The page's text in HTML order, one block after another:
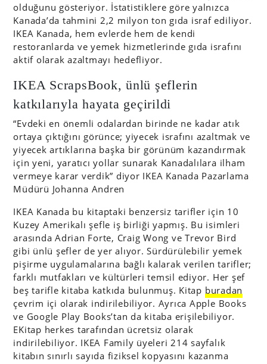
olduğunu gösteriyor. İstatistiklere göre yalnızca
Kanada’da tahmini 2,2 milyon ton gıda israf ediliyor.
IKEA Kanada, hem evlerde hem de kendi
restoranlarda ve yemek hizmetlerinde gıda israfını
aktif olarak azaltmayı hedefliyor.
IKEA ScrapsBook, ünlü şeflerin
katkılarıyla hayata geçirildi
“Evdeki en önemli odalardan birinde ne kadar atık
ortaya çıktığını görünce; yiyecek israfını azaltmak ve
yiyecek artıklarına başka bir görünüm kazandırmak
için yeni, yaratıcı yollar sunarak Kanadalılara ilham
vermeye karar verdik” diyor IKEA Kanada Pazarlama
Müdürü Johanna Andren
IKEA Kanada bu kitaptaki benzersiz tarifler için 10
Kuzey Amerikalı şefle iş birliği yapmış. Bu isimleri
arasında Adrian Forte, Craig Wong ve Trevor Bird
gibi ünlü şefler de yer alıyor. Sürdürülebilir yemek
pişirme uygulamalarına bağlı kalarak verilen tarifler;
farklı mutfakları ve kültürleri temsil ediyor. Her şef
beş tarifle kitaba katkıda bulunmuş. Kitap buradan
çevrim içi olarak indirilebiliyor. Ayrıca Apple Books
ve Google Play Books’tan da kitaba erişilebiliyor.
EKitap herkes tarafından ücretsiz olarak
indirilebiliyor. IKEA Family üyeleri 214 sayfalık
kitabın sınırlı sayıda fiziksel kopyasını kazanma